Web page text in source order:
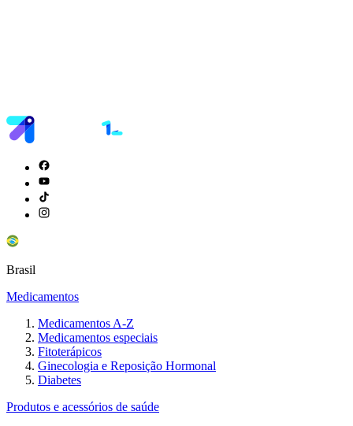
Brasil
Medicamentos
Medicamentos A-Z
Medicamentos especiais
Fitoterápicos
Ginecologia e Reposição Hormonal
Diabetes
Produtos e acessórios de saúde